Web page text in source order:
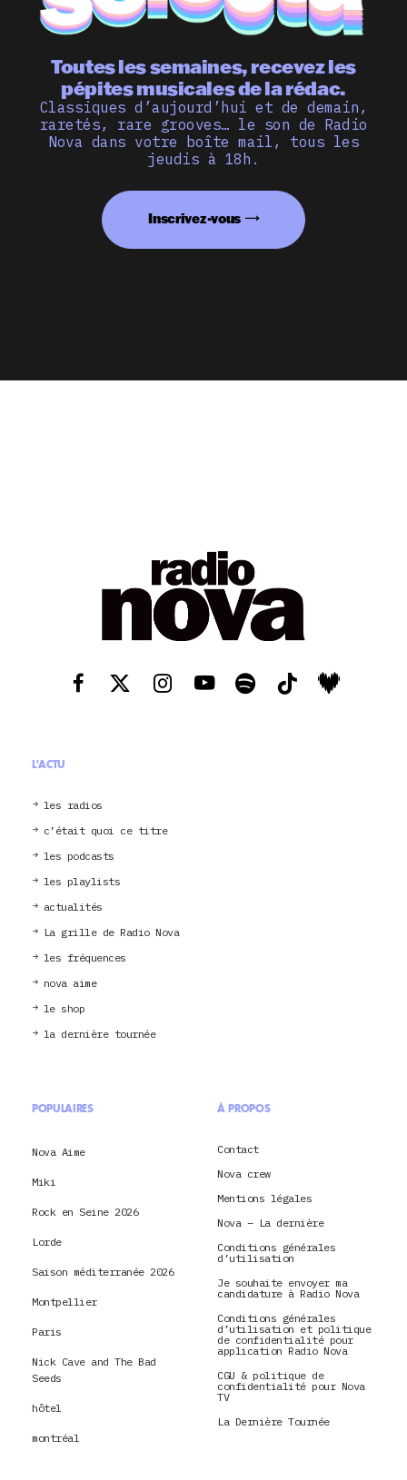
Toutes les semaines, recevez les
pépites musicales de la rédac.
Classiques d’aujourd’hui et de demain,
raretés, rare grooves… le son de Radio
Nova dans votre boîte mail, tous les
jeudis à 18h.
Inscrivez-vous
L'ACTU
les radios
c’était quoi ce titre
les podcasts
les playlists
actualités
La grille de Radio Nova
les fréquences
nova aime
le shop
la dernière tournée
POPULAIRES
Nova Aime
Miki
Rock en Seine 2026
Lorde
Saison méditerranée 2026
Montpellier
Paris
Nick Cave and The Bad
Seeds
hôtel
montréal
À PROPOS
Contact
Nova crew
Mentions légales
Nova – La dernière
Conditions générales
d’utilisation
Je souhaite envoyer ma
candidature à Radio Nova
Conditions générales
d’utilisation et politique
de confidentialité pour
application Radio Nova
CGU & politique de
confidentialité pour Nova
TV
La Dernière Tournée